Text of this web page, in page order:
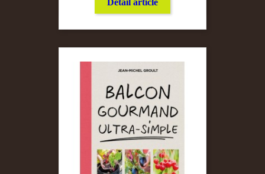
Détail article